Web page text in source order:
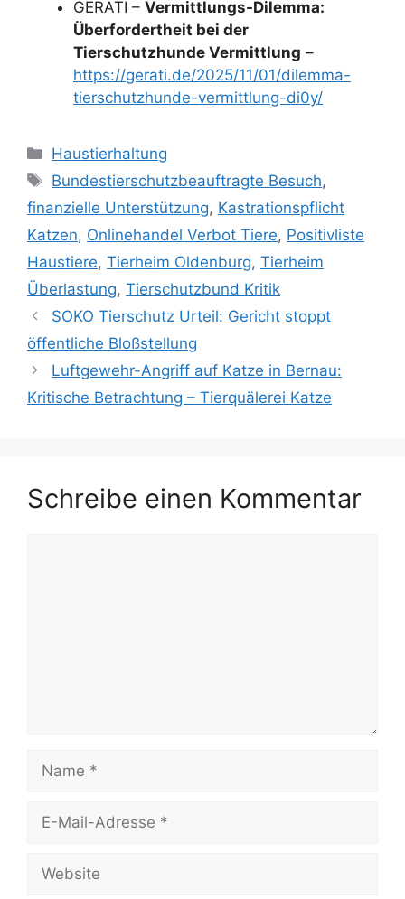
GERATI – Vermittlungs-Dilemma:
Überfordertheit bei der
Tierschutzhunde Vermittlung –
https://gerati.de/2025/11/01/dilemma-
tierschutzhunde-vermittlung-di0y/
Kategorien
Haustierhaltung
Schlagwörter
Bundestierschutzbeauftragte Besuch,
finanzielle Unterstützung, Kastrationspflicht
Katzen, Onlinehandel Verbot Tiere, Positivliste
Haustiere, Tierheim Oldenburg, Tierheim
Überlastung, Tierschutzbund Kritik
SOKO Tierschutz Urteil: Gericht stoppt
öffentliche Bloßstellung
Luftgewehr-Angriff auf Katze in Bernau:
Kritische Betrachtung – Tierquälerei Katze
Schreibe einen Kommentar
Mail-